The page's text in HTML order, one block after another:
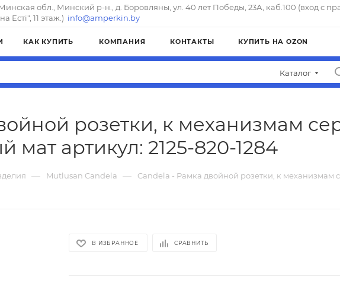
обл., Минский р-н., д. Боровляны, ул. 40 лет Победы, 23А, каб.100 (вход с
Естi", 11 этаж.) info@amperkin.by
КАК КУПИТЬ КОМПАНИЯ КОНТАКТЫ КУПИТЬ НА OZON
Каталог
розетки, к механизмам
мат артикул: 2125-820-1284
— Mutlusan Candela — Candela - Рамка двойной розетки, к механизмам
В ИЗБРАННОЕ СРАВНИТЬ